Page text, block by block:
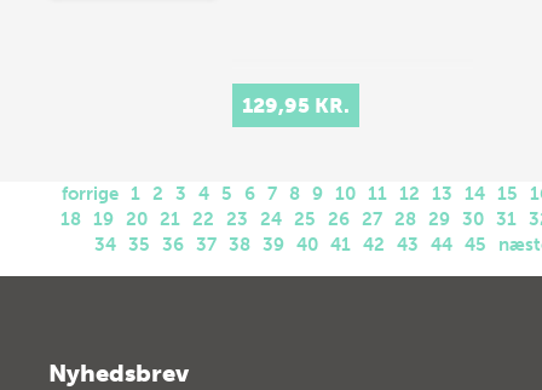
129,95 KR.
forrige 1 2 3 4 5 6 7 8 9 10 11 12 13 14 15
18 19 20 21 22 23 24 25 26 27 28 29 30 31
34 35 36 37 38 39 40 41 42 43 44 45
Nyhedsbrev